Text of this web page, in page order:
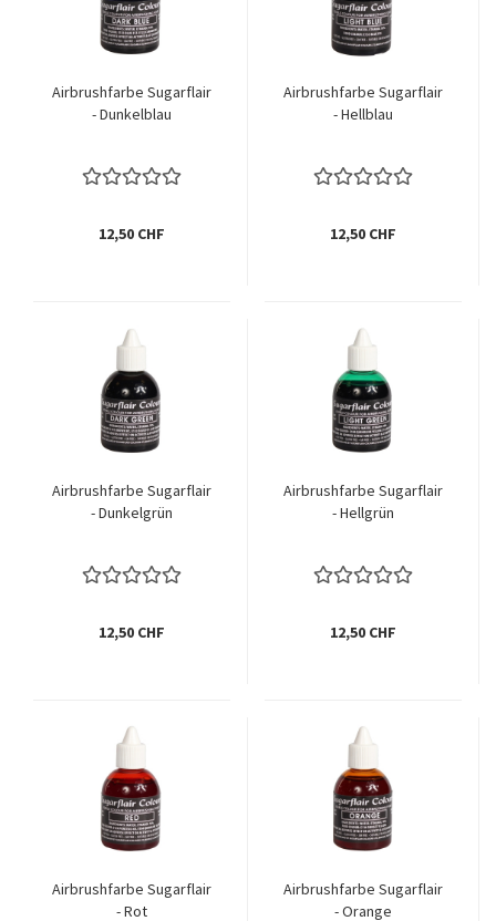
Airbrushfarbe Sugarflair
- Dunkelblau
12,50 CHF
Airbrushfarbe Sugarflair
- Hellblau
12,50 CHF
Airbrushfarbe Sugarflair
- Dunkelgrün
12,50 CHF
Airbrushfarbe Sugarflair
- Hellgrün
12,50 CHF
Airbrushfarbe Sugarflair
- Rot
Airbrushfarbe Sugarflair
- Orange